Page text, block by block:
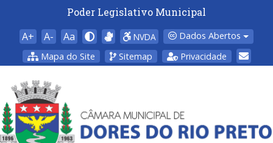
Poder Legislativo Municipal
A+ A- Aa NVDA
Dados Abertos
Mapa do Site
Sitemap Privacidade